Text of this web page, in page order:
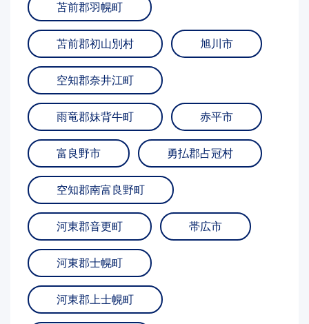
苫前郡羽幌町
苫前郡初山別村 旭川市
空知郡奈井江町
雨竜郡妹背牛町 赤平市
富良野市 勇払郡占冠村
空知郡南富良野町
河東郡音更町 帯広市
河東郡士幌町
河東郡上士幌町